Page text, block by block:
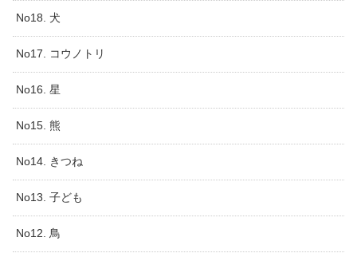
No18. 犬
No17. コウノトリ
No16. 星
No15. 熊
No14. きつね
No13. 子ども
No12. 鳥